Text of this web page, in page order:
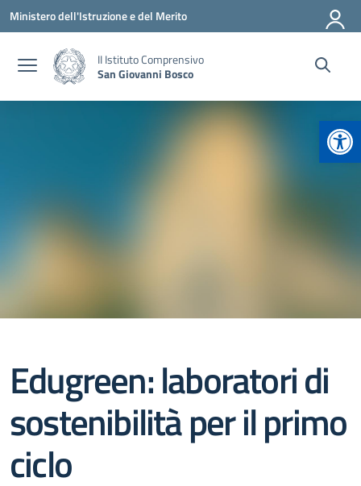
Vai ai contenuti
Vai al menu di navigazione
Vai al footer
Ministero dell'Istruzione e del Merito
II Istituto Comprensivo
San Giovanni Bosco
Edugreen: laboratori di
sostenibilità per il primo
ciclo